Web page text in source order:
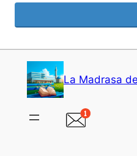
contenu
La Madrasa